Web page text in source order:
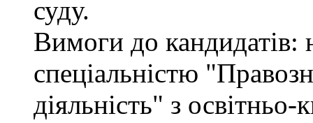
суду.
Вимоги до кандидатів:
спеціальністю
діяльність" з